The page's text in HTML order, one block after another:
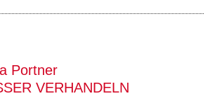
Portner
VERHANDELN